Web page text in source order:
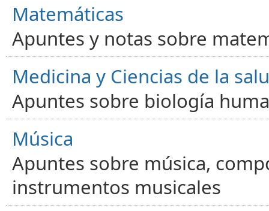
Matemáticas
Apuntes y notas sobre
Medicina y Ciencias de la
Apuntes sobre biología
Música
Apuntes sobre música,
instrumentos musicales